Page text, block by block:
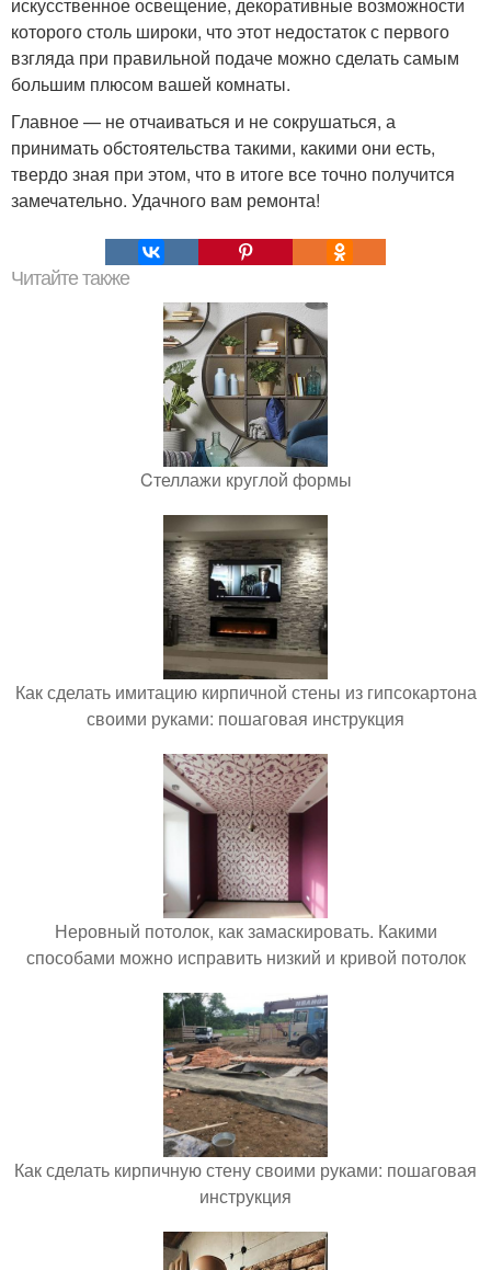
которого столь широки, что этот недостаток с первого
взгляда при правильной подаче можно сделать самым
большим плюсом вашей комнаты.
Главное — не отчаиваться и не сокрушаться, а
принимать обстоятельства такими, какими они есть,
твердо зная при этом, что в итоге все точно получится
замечательно. Удачного вам ремонта!
Читайте также
Cтеллажи круглой формы
Как сделать имитацию кирпичной стены из гипсокартона
своими руками: пошаговая инструкция
Неровный потолок, как замаскировать. Какими
способами можно исправить низкий и кривой потолок
Как сделать кирпичную стену своими руками: пошаговая
инструкция